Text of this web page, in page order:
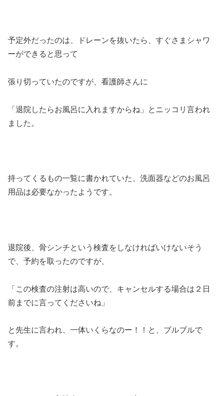
予定外だったのは、ドレーンを抜いたら、すぐさまシャワ
ーができると思って
張り切っていたのですが、看護師さんに
「退院したらお風呂に入れますからね」とニッコリ言われ
ました。
持ってくるもの一覧に書かれていた、洗面器などのお風呂
用品は必要なかったようです。
退院後、骨シンチという検査をしなければいけないそう
で、予約を取ったのですが、
「この検査の注射は高いので、キャンセルする場合は２日
前までに言ってくださいね」
と先生に言われ、一体いくらなのー！！と、ブルブルで
す。